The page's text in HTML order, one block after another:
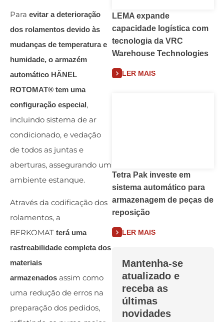
Para evitar a deterioração
dos rolamentos devido às
mudanças de temperatura e
humidade, o armazém
automático HÄNEL
ROTOMAT® tem uma
configuração especial,
incluindo sistema de ar
condicionado, e vedação
de todos as juntas e
aberturas, assegurando um
ambiente estanque.
Através da codificação dos
rolamentos, a
BERKOMAT terá uma
rastreabilidade completa dos
materiais
armazenados assim como
uma redução de erros na
preparação dos pedidos,
LEMA expande
capacidade logística com
tecnologia da VRC
Warehouse Technologies
LER MAIS
Tetra Pak investe em
sistema automático para
armazenagem de peças de
reposição
LER MAIS
Mantenha-se
atualizado e
receba as
últimas
novidades